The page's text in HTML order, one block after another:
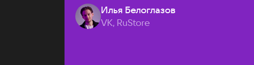
Илья Белоглазов
VK, RuStore